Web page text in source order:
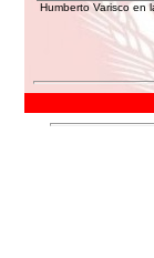
Humberto Varisco en